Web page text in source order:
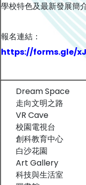
學校特色及最新發展簡
報名連結：
https://forms.gle/
Dream Space
走向文明之路
VR Cave
校園電視台
創科教育中心
白沙花園
Art Gallery
科技與生活室